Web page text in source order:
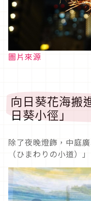
圖片來源
向日葵花海搬
日葵小徑」
除了夜晚燈飾，中庭
（ひまわりの小道）」